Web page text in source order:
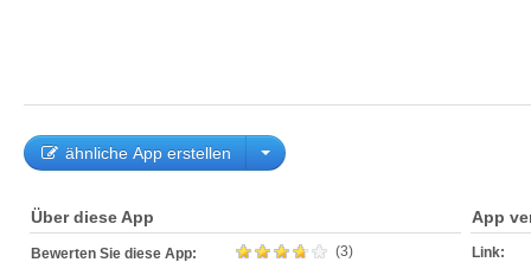
ähnliche App erstellen
Über diese App
Bewerten Sie diese App: (3)
App
Link: